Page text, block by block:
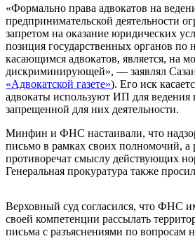
«Формально права адвокатов на
предпринимательской деятельности
запретом на оказание юридических
позиция государственных органов по
касающимся адвокатов, является, на
дискриминирующей», — заявлял
«Адвокатской газете»). Его иск
адвокаты используют ИП для ведения
запрещенной для них деятельности.
Минфин и ФНС настаивали, что
письмо в рамках своих полномочий, а
противоречат смыслу действующих
Генеральная прокуратура также
Верховный суд согласился, что ФНС
своей компетенции рассылать
письма с разъяснениями по вопросам